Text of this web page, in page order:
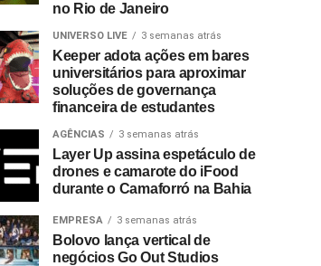
no Rio de Janeiro
UNIVERSO LIVE 3 semanas atrás
Keeper adota ações em bares
universitários para aproximar
soluções de governança
financeira de estudantes
AGÊNCIAS 3 semanas atrás
Layer Up assina espetáculo de
drones e camarote do iFood
durante o Camaforró na Bahia
EMPRESA 3 semanas atrás
Bolovo lança vertical de
negócios Go Out Studios